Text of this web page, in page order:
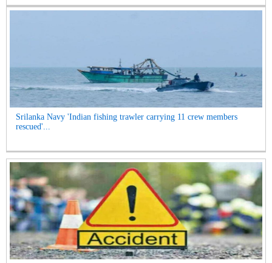
Srilanka Navy 'Indian fishing trawler carrying 11 crew members
rescued'...